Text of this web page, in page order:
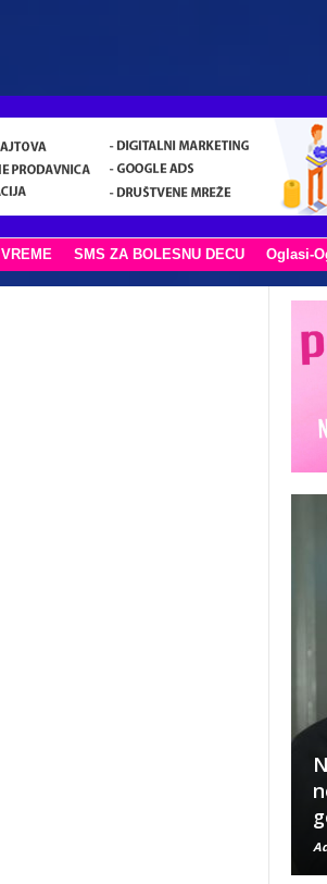
VREME SMS ZA BOLESNU DECU Oglasi-